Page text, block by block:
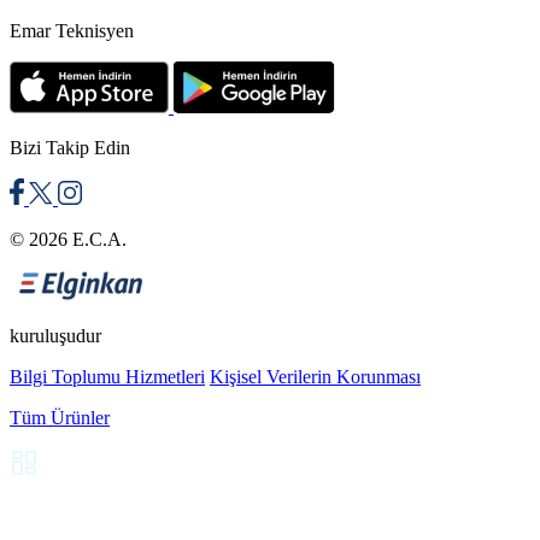
bir batarya seçimi büyük önem taşır.
Lavabo Bataryalarının Özellikleri
konfor hem de verimlilik sunacak şekilde tasarlanır. Gövde
geliştirilir.
Öne çıkan özellikler şu şekilde sıralanabilir:
Dayanıklı pirinç gövde: Korozyona dayanıklı yapı
sayesinde uzun yıllar form ve işlev kaybı yaşatmaz.
Emar Teknisyen
Bizi Takip Edin
© 2026 E.C.A.
kuruluşudur
Bilgi Toplumu Hizmetleri Kişisel Verilerin Korunması
Tüm Ürünler